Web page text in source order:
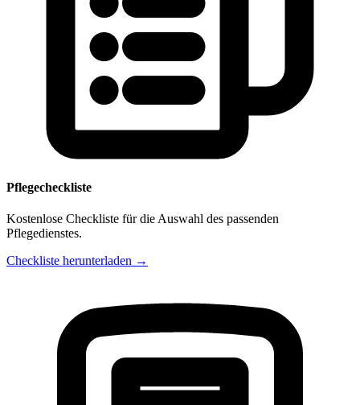
Pflegecheckliste
Kostenlose Checkliste für die Auswahl des passenden
Pflegedienstes.
Checkliste herunterladen →